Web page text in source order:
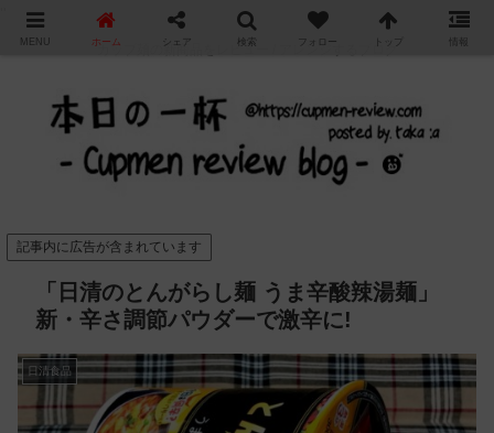
カップ麺の新商品をレビュー / アレンジするブログ
記事内に広告が含まれています
「日清のとんがらし麺 うま辛酸辣湯麺」
新・辛さ調節パウダーで激辛に!
日清食品
MENU ホーム シェア 検索 フォロー トップ 情報